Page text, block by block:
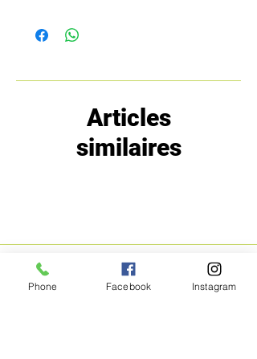
Articles
similaires
MENU POLITIQUE
Phone Facebook Instagram